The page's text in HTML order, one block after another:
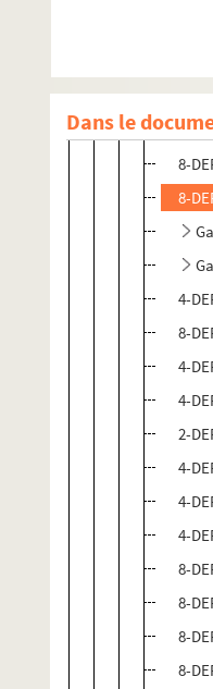
Dans le
8-
4-
8-
8-
8-
4-
8-
4-
4-
2-
4-
4-
4-
8-
8-
8-
8-